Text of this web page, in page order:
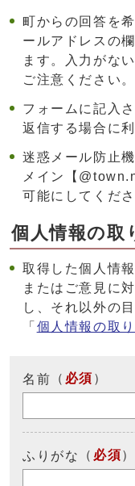
町からの回答を
ールアドレスの
ます。入力がな
ご注意ください。
フォームに記入
返信する場合に
迷惑メール防止
メイン【
可能にしてくださ
個人情報の取
取得した個人情
またはご意見に
し、それ以外の
「 個人情報の取
名前 （ 必須 ）
ふりがな （ 必須）